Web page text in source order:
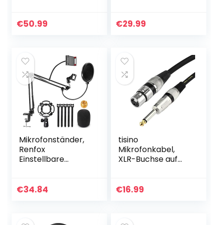
Fünf Kabelbinder
€50.99
einstellbare
€29.99
Mikrofonständer,
Renfox
Einstellbare
ständer,
€34.84
tisino
Mikrofonkabel,
XLR-Buchse auf
unsymmetrisches
€16.99